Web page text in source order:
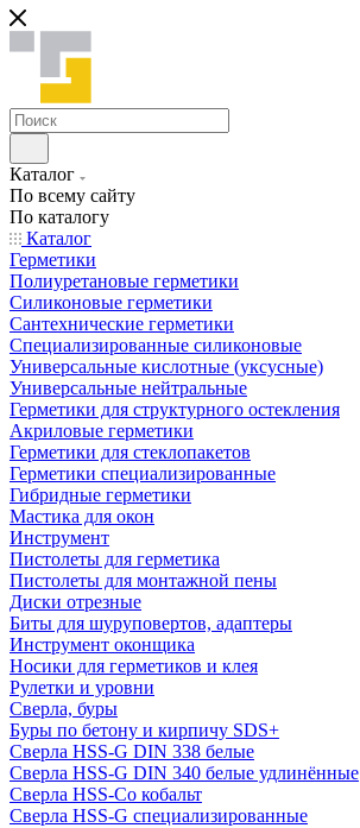
Каталог
По всему сайту
По каталогу
Каталог
Герметики
Полиуретановые герметики
Силиконовые герметики
Сантехнические герметики
Специализированные силиконовые
Универсальные кислотные (уксусные)
Универсальные нейтральные
Герметики для структурного остекления
Акриловые герметики
Герметики для стеклопакетов
Герметики специализированные
Гибридные герметики
Мастика для окон
Инструмент
Пистолеты для герметика
Пистолеты для монтажной пены
Диски отрезные
Биты для шуруповертов, адаптеры
Инструмент оконщика
Носики для герметиков и клея
Рулетки и уровни
Сверла, буры
Буры по бетону и кирпичу SDS+
Сверла HSS-G DIN 338 белые
Сверла HSS-G DIN 340 белые удлинённые
Сверла HSS-Co кобальт
Сверла HSS-G специализированные